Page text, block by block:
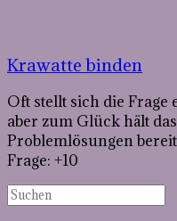
Krawatte binden
Oft stellt sich die Frage
aber zum Glück hält
Problemlösungen
Frage: +10